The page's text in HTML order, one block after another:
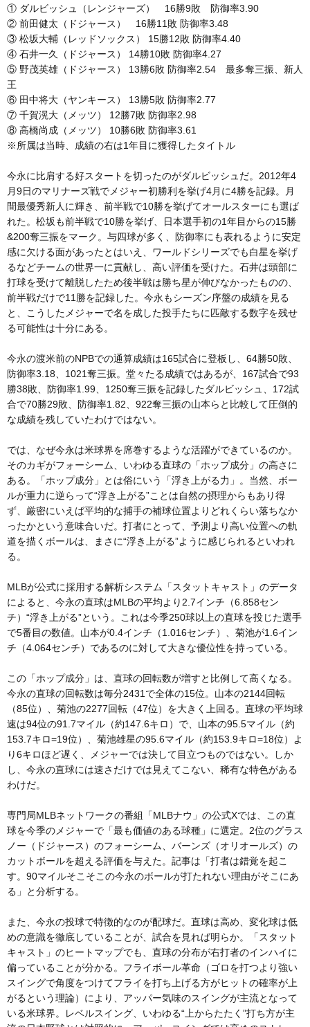
① ダルビッシュ（レンジャーズ） 16勝9敗 防御率3.90
② 前田健太（ドジャース） 16勝11敗 防御率3.48
③ 松坂大輔（レッドソックス） 15勝12敗 防御率4.40
④ 石井一久（ドジャース） 14勝10敗 防御率4.27
⑤ 野茂英雄（ドジャース） 13勝6敗 防御率2.54 最多奪三振、新人
王
⑥ 田中将大（ヤンキース） 13勝5敗 防御率2.77
⑦ 千賀滉大（メッツ） 12勝7敗 防御率2.98
⑧ 高橋尚成（メッツ） 10勝6敗 防御率3.61
※所属は当時、成績の右は1年目に獲得したタイトル
今永に比肩する好スタートを切ったのがダルビッシュだ。2012年4
月9日のマリナーズ戦でメジャー初勝利を挙げ4月に4勝を記録。月
間最優秀新人に輝き、前半戦で10勝を挙げてオールスターにも選ば
れた。松坂も前半戦で10勝を挙げ、日本選手初の1年目からの15勝
&200奪三振をマーク。与四球が多く、防御率にも表れるように安定
感に欠ける面があったとはいえ、ワールドシリーズでも白星を挙げ
るなどチームの世界一に貢献し、高い評価を受けた。石井は頭部に
打球を受けて離脱したため後半戦は勝ち星が伸びなかったものの、
前半戦だけで11勝を記録した。今永もシーズン序盤の成績を見る
と、こうしたメジャーで名を成した投手たちに匹敵する数字を残せ
る可能性は十分にある。
今永の渡米前のNPBでの通算成績は165試合に登板し、64勝50敗、
防御率3.18、1021奪三振。堂々たる成績ではあるが、167試合で93
勝38敗、防御率1.99、1250奪三振を記録したダルビッシュ、172試
合で70勝29敗、防御率1.82、922奪三振の山本らと比較して圧倒的
な成績を残していたわけではない。
では、なぜ今永は米球界を席巻するような活躍ができているのか。
そのカギがフォーシーム、いわゆる直球の「ホップ成分」の高さに
ある。「ホップ成分」とは俗にいう「浮き上がる力」。当然、ボー
ルが重力に逆らって“浮き上がる”ことは自然の摂理からもあり得
ず、厳密にいえば平均的な捕手の補球位置よりどれくらい落ちなか
ったかという意味合いだ。打者にとって、予測より高い位置への軌
道を描くボールは、まさに“浮き上がる”ように感じられるといわれ
る。
MLBが公式に採用する解析システム「スタットキャスト」のデータ
によると、今永の直球はMLBの平均より2.7インチ（6.858セン
チ）“浮き上がる”という。これは今季250球以上の直球を投じた選手
で5番目の数値。山本が0.4インチ（1.016センチ）、菊池が1.6イン
チ（4.064センチ）であるのに対して大きな優位性を持っている。
この「ホップ成分」は、直球の回転数が増すと比例して高くなる。
今永の直球の回転数は毎分2431で全体の15位。山本の2144回転
（85位）、菊池の2277回転（47位）を大きく上回る。直球の平均球
速は94位の91.7マイル（約147.6キロ）で、山本の95.5マイル（約
153.7キロ=19位）、菊池雄星の95.6マイル（約153.9キロ=18位）よ
り6キロほど遅く、メジャーでは決して目立つものではない。しか
し、今永の直球には速さだけでは見えてこない、稀有な特色がある
わけだ。
専門局MLBネットワークの番組「MLBナウ」の公式Xでは、この直
球を今季のメジャーで「最も価値のある球種」に選定。2位のグラス
ノー（ドジャース）のフォーシーム、バーンズ（オリオールズ）の
カットボールを超える評価を与えた。記事は「打者は錯覚を起こ
す。90マイルそこそこの今永のボールが打たれない理由がそこにあ
る」と分析する。
また、今永の投球で特徴的なのが配球だ。直球は高め、変化球は低
めの意識を徹底していることが、試合を見れば明らか。「スタット
キャスト」のヒートマップでも、直球の分布が右打者のインハイに
偏っていることが分かる。フライボール革命（ゴロを打つより強い
スイングで角度をつけてフライを打ち上げる方がヒットの確率が上
がるという理論）により、アッパー気味のスイングが主流となって
いる米球界。レベルスイング、いわゆる“上からたたく”打ち方が主